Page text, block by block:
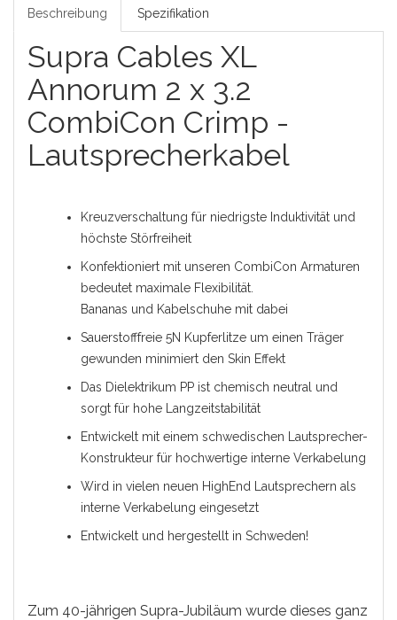
Beschreibung Spezifikation
Supra Cables XL
Annorum 2 x 3.2
CombiCon Crimp -
Lautsprecherkabel
Kreuzverschaltung für niedrigste Induktivität und
höchste Störfreiheit
Konfektioniert mit unseren CombiCon Armaturen
bedeutet maximale Flexibilität.
Bananas und Kabelschuhe mit dabei
Sauerstofffreie 5N Kupferlitze um einen Träger
gewunden minimiert den Skin Effekt
Das Dielektrikum PP ist chemisch neutral und
sorgt für hohe Langzeitstabilität
Entwickelt mit einem schwedischen Lautsprecher-
Konstrukteur für hochwertige interne Verkabelung
Wird in vielen neuen HighEnd Lautsprechern als
interne Verkabelung eingesetzt
Entwickelt und hergestellt in Schweden!
Zum 40-jährigen Supra-Jubiläum wurde dieses ganz